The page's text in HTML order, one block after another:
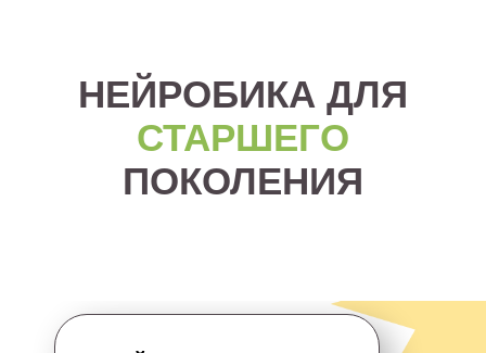
НЕЙРОБИКА ДЛЯ
СТАРШЕГО
ПОКОЛЕНИЯ